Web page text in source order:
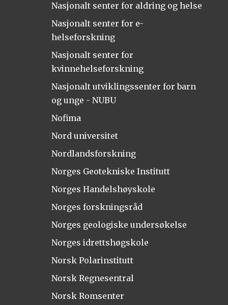
Nasjonalt senter for aldring og helse
Nasjonalt senter for e-
helseforskning
Nasjonalt senter for
kvinnehelseforskning
Nasjonalt utviklingssenter for barn
og unge - NUBU
Nofima
Nord universitet
Nordlandsforskning
Norges Geotekniske Institutt
Norges Handelshøyskole
Norges forskningsråd
Norges geologiske undersøkelse
Norges idrettshøgskole
Norsk Polarinstitutt
Norsk Regnesentral
Norsk Romsenter